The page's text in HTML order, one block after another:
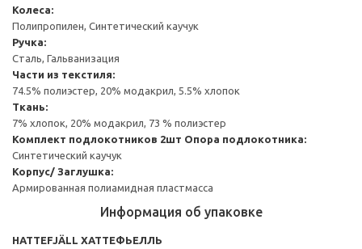
Колеса:
Полипропилен, Синтетический каучук
Ручка:
Сталь, Гальванизация
Части из текстиля:
74.5% полиэстер, 20% модакрил, 5.5% хлопок
Ткань:
7% хлопок, 20% модакрил, 73 % полиэстер
Комплект подлокотников 2шт Опора подлокотника:
Синтетический каучук
Корпус/ Заглушка:
Армированная полиамидная пластмасса
Информация об упаковке
HATTEFJÄLL ХАТТЕФЬЕЛЛЬ